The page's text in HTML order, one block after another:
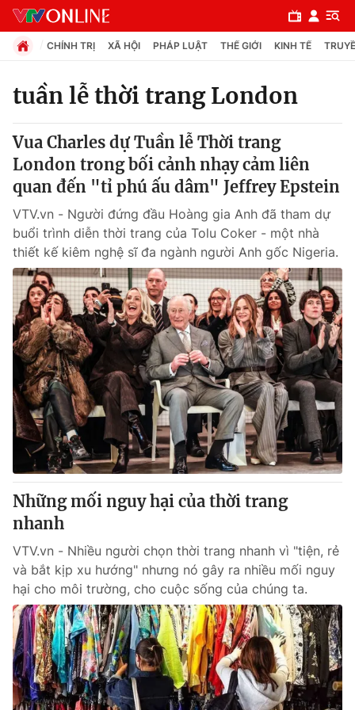
Chuyên mục
Chính trị
Pháp luật
Y tế
Thế giới
Tin tức
Thế giới đó đây
Câu chuyện quốc tế
Kinh tế
Tài chính
Thị trường
Góc doanh nghiệp
Dữ liệu và đời sống
Truyền hình
Phim VTV
Hậu trường
Nhân vật
Khán giả
Giải sao mai
Giải trí
Điện ảnh
Âm nhạc
Sao
Đời sống
Du lịch
Làm đẹp
Chất lượng cuộc sống
Giáo dục
Tuyển sinh
Học trực tuyến
Công nghệ
Hitech Công nghệ tương lai
CHÍNH TRỊ XÃ HỘI PHÁP LUẬT THẾ GIỚI KINH TẾ
tuần lễ thời trang London
Vua Charles dự Tuần lễ Thời trang
London trong bối cảnh nhạy cảm liên
quan đến "tỉ phú ấu dâm" Jeffrey Epstein
VTV.vn - Người đứng đầu Hoàng gia Anh đã tham dự
buổi trình diễn thời trang của Tolu Coker - một nhà
thiết kế kiêm nghệ sĩ đa ngành người Anh gốc Nigeria.
Những mối nguy hại của thời trang
nhanh
VTV.vn - Nhiều người chọn thời trang nhanh vì "tiện, rẻ
và bắt kịp xu hướng" nhưng nó gây ra nhiều mối nguy
hại cho môi trường, cho cuộc sống của chúng ta.